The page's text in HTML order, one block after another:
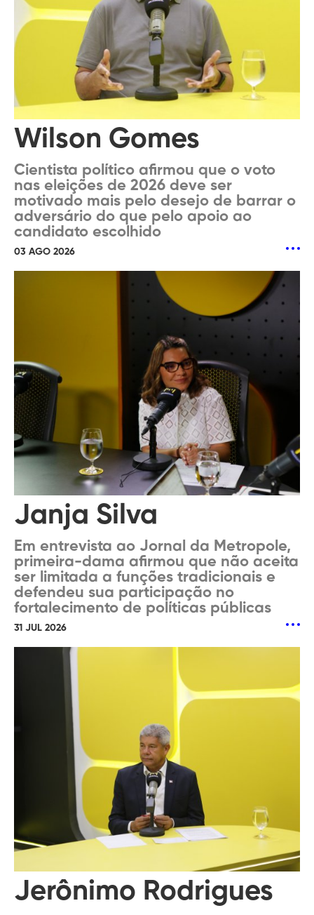
Wilson Gomes
Cientista político afirmou que o voto
nas eleições de 2026 deve ser
motivado mais pelo desejo de barrar o
adversário do que pelo apoio ao
candidato escolhido
03 AGO 2026
Janja Silva
Em entrevista ao Jornal da Metropole,
primeira-dama afirmou que não aceita
ser limitada a funções tradicionais e
defendeu sua participação no
fortalecimento de políticas públicas
31 JUL 2026
Jerônimo Rodrigues